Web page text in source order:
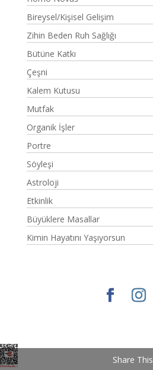
Bireysel/Kişisel Gelişim
Zihin Beden Ruh Sağlığı
Bütüne Katkı
Çeşni
Kalem Kutusu
Mutfak
Organik İşler
Portre
Söyleşi
Astroloji
Etkinlik
Büyüklere Masallar
Kimin Hayatını Yaşıyorsun
Share This